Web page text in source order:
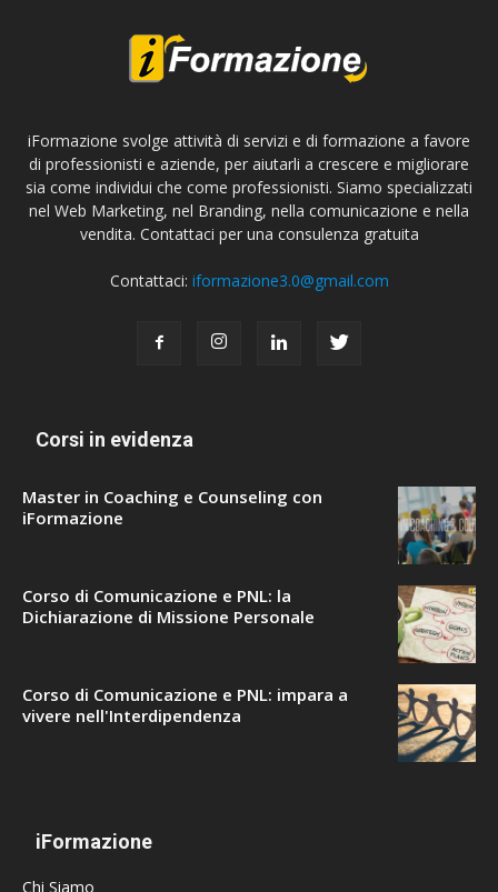
iFormazione svolge attività di servizi e di formazione a favore
di professionisti e aziende, per aiutarli a crescere e migliorare
sia come individui che come professionisti. Siamo specializzati
nel Web Marketing, nel Branding, nella comunicazione e nella
vendita. Contattaci per una consulenza gratuita
Contattaci: iformazione3.0@gmail.com
Corsi in evidenza
Master in Coaching e Counseling con
iFormazione
Corso di Comunicazione e PNL: la
Dichiarazione di Missione Personale
Corso di Comunicazione e PNL: impara a
vivere nell'Interdipendenza
iFormazione
Chi Siamo